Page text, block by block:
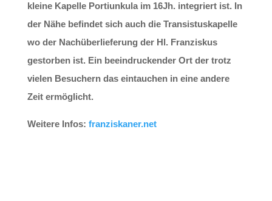
kleine Kapelle Portiunkula im 16Jh. integriert ist. In
der Nähe befindet sich auch die Transistuskapelle
wo der Nachüberlieferung der Hl. Franziskus
gestorben ist. Ein beeindruckender Ort der trotz
vielen Besuchern das eintauchen in eine andere
Zeit ermöglicht.
Weitere Infos: franziskaner.net